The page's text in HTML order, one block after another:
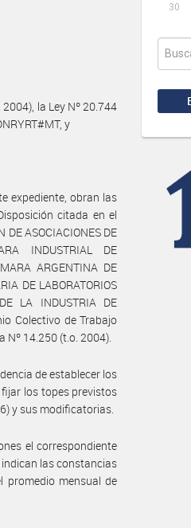
30
la Ley Nº 20.744
y
expediente, obran las
citada en el
ASOCIACIONES DE
INDUSTRIAL DE
ARGENTINA DE
DE LABORATORIOS
LA INDUSTRIA DE
Colectivo de Trabajo
Nº 14.250 (t.o. 2004).
de establecer los
los topes previstos
y sus modificatorias.
el correspondiente
las constancias
promedio mensual de